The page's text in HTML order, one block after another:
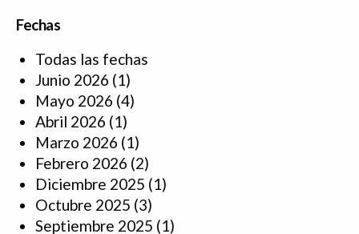
Fechas
Todas las fechas
Junio 2026 (1)
Mayo 2026 (4)
Abril 2026 (1)
Marzo 2026 (1)
Febrero 2026 (2)
Diciembre 2025 (1)
Octubre 2025 (3)
Septiembre 2025 (1)